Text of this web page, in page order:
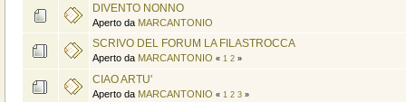
DIVENTO NONNO
Aperto da MARCANTONIO
SCRIVO DEL FORUM LA FILASTROCCA
Aperto da MARCANTONIO « 1 2»
CIAO ARTU'
Aperto da MARCANTONIO « 1 2 3»